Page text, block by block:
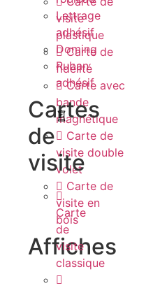
visite
plastique
Carte de
fidélité
Carte avec
bande
magnétique
Carte de
visite double
volet
Carte de
visite en
bois
Affiches
Lettrage
adhésif
Doming
Ruban
adhésif
Cartes
de
visite
Carte
de
visite
classique